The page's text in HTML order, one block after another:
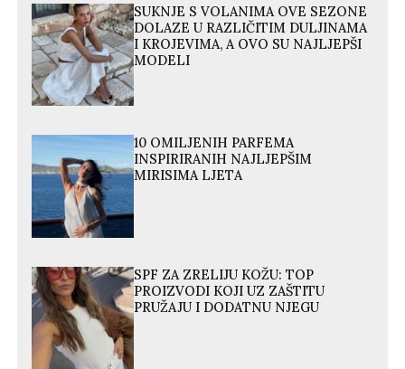
SUKNJE S VOLANIMA OVE SEZONE
DOLAZE U RAZLIČITIM DULJINAMA
I KROJEVIMA, A OVO SU NAJLJEPŠI
MODELI
10 OMILJENIH PARFEMA
INSPIRIRANIH NAJLJEPŠIM
MIRISIMA LJETA
SPF ZA ZRELIJU KOŽU: TOP
PROIZVODI KOJI UZ ZAŠTITU
PRUŽAJU I DODATNU NJEGU